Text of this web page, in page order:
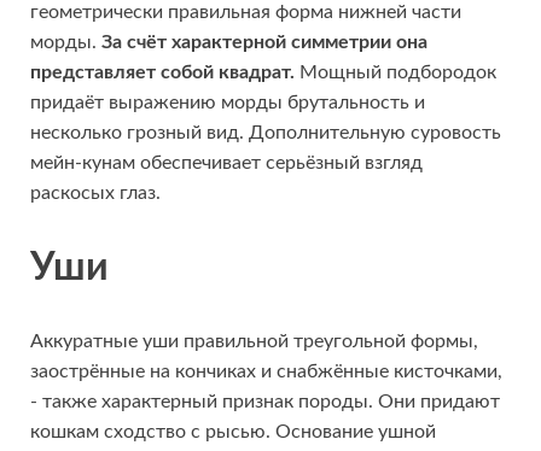
геометрически правильная форма нижней части
морды. За счёт характерной симметрии она
представляет собой квадрат. Мощный подбородок
придаёт выражению морды брутальность и
несколько грозный вид. Дополнительную суровость
мейн-кунам обеспечивает серьёзный взгляд
раскосых глаз.
Уши
Аккуратные уши правильной треугольной формы,
заострённые на кончиках и снабжённые кисточками,
- также характерный признак породы. Они придают
кошкам сходство с рысью. Основание ушной